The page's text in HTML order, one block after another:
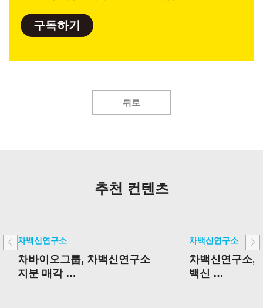
구독하기
뒤로
추천 컨텐츠
차백신연구소
차바이오그룹, 차백신연구소
지분 매각
차백신연구소
차백신연구소,
백신